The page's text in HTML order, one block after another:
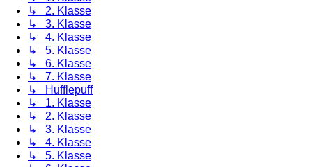
↳ 2. Klasse
↳ 3. Klasse
↳ 4. Klasse
↳ 5. Klasse
↳ 6. Klasse
↳ 7. Klasse
↳ Hufflepuff
↳ 1. Klasse
↳ 2. Klasse
↳ 3. Klasse
↳ 4. Klasse
↳ 5. Klasse